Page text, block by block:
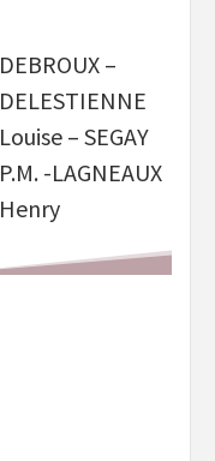
DEBROUX –
DELESTIENNE
Louise – SEGAY
P.M. -LAGNEAUX
Henry